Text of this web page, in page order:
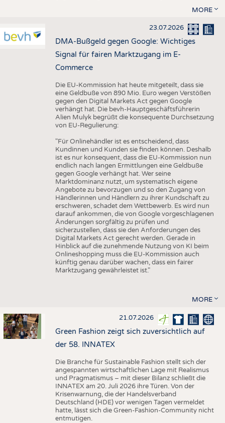
MORE
23.07.2026
DMA-Bußgeld gegen Google: Wichtiges
Signal für fairen Marktzugang im E-
Commerce
Die EU-Kommission hat heute mitgeteilt, dass sie
eine Geldbuße von 890 Mio. Euro wegen Verstößen
gegen den Digital Markets Act gegen Google
verhängt hat. Die bevh-Hauptgeschäftsführerin
Alien Mulyk begrüßt die konsequente Durchsetzung
von EU-Regulierung:
"Für Onlinehändler ist es entscheidend, dass
Kundinnen und Kunden sie finden können. Deshalb
ist es nur konsequent, dass die EU-Kommission nun
endlich nach langen Ermittlungen eine Geldbuße
gegen Google verhängt hat. Wer seine
Marktdominanz nutzt, um systematisch eigene
Angebote zu bevorzugen und so den Zugang von
Händlerinnen und Händlern zu ihrer Kundschaft zu
erschweren, schadet dem Wettbewerb. Es wird nun
darauf ankommen, die von Google vorgeschlagenen
Änderungen sorgfältig zu prüfen und
sicherzustellen, dass sie den Anforderungen des
Digital Markets Act gerecht werden. Gerade in
Hinblick auf die zunehmende Nutzung von KI beim
Onlineshopping muss die EU-Kommission auch
künftig genau darüber wachen, dass ein fairer
Marktzugang gewährleistet ist."
MORE
21.07.2026
Green Fashion zeigt sich zuversichtlich auf
der 58. INNATEX
Die Branche für Sustainable Fashion stellt sich der
angespannten wirtschaftlichen Lage mit Realismus
und Pragmatismus – mit dieser Bilanz schließt die
INNATEX am 20. Juli 2026 ihre Türen. Von der
Krisenwarnung, die der Handelsverband
Deutschland (HDE) vor wenigen Tagen vermeldet
hatte, lässt sich die Green-Fashion-Community nicht
entmutigen.